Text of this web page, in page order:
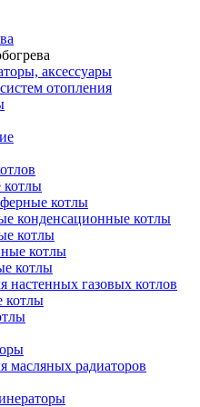
аксессуары
отопления
котлы
конденсационные котлы
котлы
котлы
котлы
настенных газовых котлов
котлы
масляных радиаторов